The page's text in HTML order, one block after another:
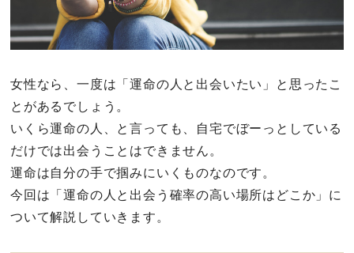
特集
ファッション・美容
グルメ
趣味・旅行
女性なら、一度は「運命の人と出会いたい」と思ったこ
とがあるでしょう。
いくら運命の人、と言っても、自宅でぼーっとしている
だけでは出会うことはできません。
運命は自分の手で掴みにいくものなのです。
今回は「運命の人と出会う確率の高い場所はどこか」に
ついて解説していきます。